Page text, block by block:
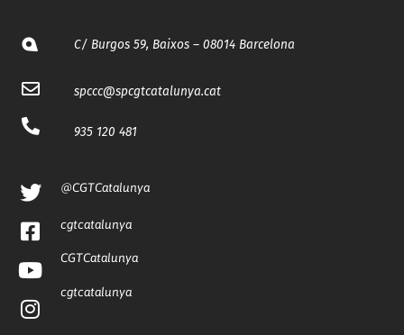
C/ Burgos 59, Baixos – 08014 Barcelona
spccc@spcgtcatalunya.cat
935 120 481
@CGTCatalunya
cgtcatalunya
CGTCatalunya
cgtcatalunya